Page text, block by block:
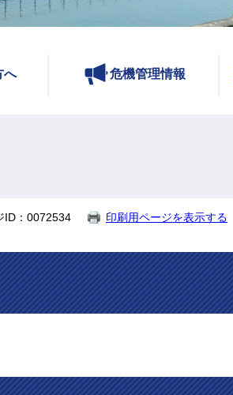
ひ
ら
ら
へ 危機管理情報
ID：0072534 印刷用ページを表示する